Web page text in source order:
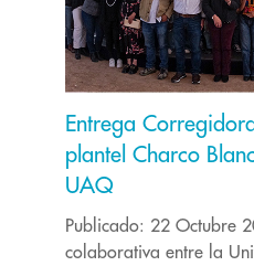
Entrega
plantel Charco
UAQ
Publicado: 22 Octubre
colaborativa entre la